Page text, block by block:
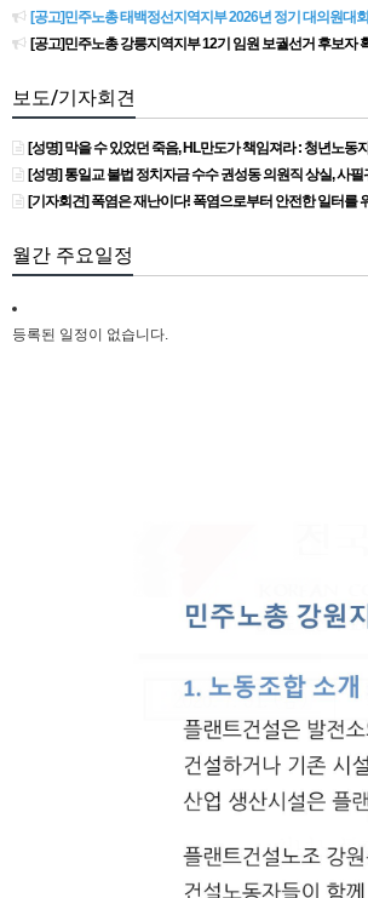
[공고]민주노총 태백정선지역지부 2026년 정기 대의원대
[공고]민주노총 강릉지역지부 12기 임원 보궐선거 후보자
보도/기자회견
[성명] 막을 수 있었던 죽음, HL만도가 책임져라 : 청년노
[성명] 통일교 불법 정치자금 수수 권성동 의원직 상실, 사
[기자회견] 폭염은 재난이다! 폭염으로부터 안전한 일터를
월간 주요일정
등록된 일정이 없습니다.